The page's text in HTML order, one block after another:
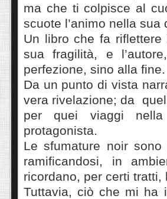
ma che ti colpisce al
scuote l’animo nella
Un libro che fa
sua fragilità, e
perfezione, sino alla fine.
Da un punto di vista
vera rivelazione; da
per quei viaggi
protagonista.
Le sfumature noir
ramificandosi, in
ricordano, per certi
Tuttavia, ciò che mi ha